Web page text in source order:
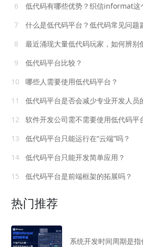
6
低代码有哪些优势？织信informat这个
7
什么是低代码平台？低代码常见问题
8
最近涌现大量低代码玩家，如何辨别
9
低代码平台比较？
10
哪些人需要使用低代码平台？
11
低代码平台是否会减少专业开发人员
12
软件开发公司需不需要使用低代码平
13
低代码平台只能运行在“云端”吗？
14
低代码平台只能开发简单应用？
15
低代码平台是前端框架的拓展吗？
热门推荐
系统开发时间周期是指